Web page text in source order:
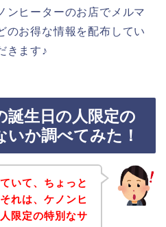
ンヒーターのお店でメルマ
のお得な情報を配布してい
きます♪
誕生日の人限定の
か調べてみた！
いて、ちょっと
れは、ケノンヒ
限定の特別なサ